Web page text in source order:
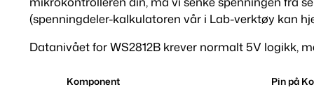
(spenningdeler-kalkulatoren vår i Lab-verktøy kan
Datanivået for WS2812B krever normalt 5V logikk,
Komponent Pin på